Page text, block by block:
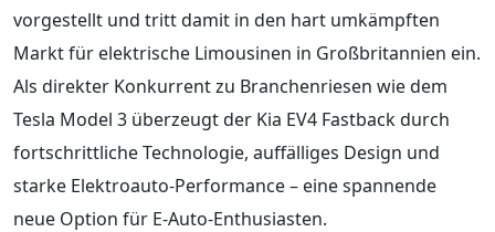
vorgestellt und tritt damit in den hart umkämpften
Markt für elektrische Limousinen in Großbritannien ein.
Als direkter Konkurrent zu Branchenriesen wie dem
Tesla Model 3 überzeugt der Kia EV4 Fastback durch
fortschrittliche Technologie, auffälliges Design und
starke Elektroauto-Performance – eine spannende
neue Option für E-Auto-Enthusiasten.